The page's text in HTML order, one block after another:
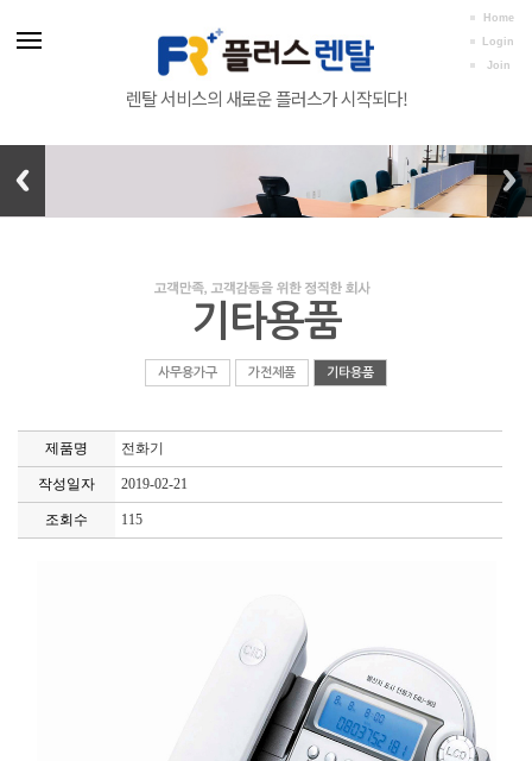
Home
Login
Join
렌탈 서비스의 새로운 플러스가 시작되다!
기타용품
사무용가구 가전제품 기타용품
제품명 전화기
작성일자 2019-02-21
조회수 115